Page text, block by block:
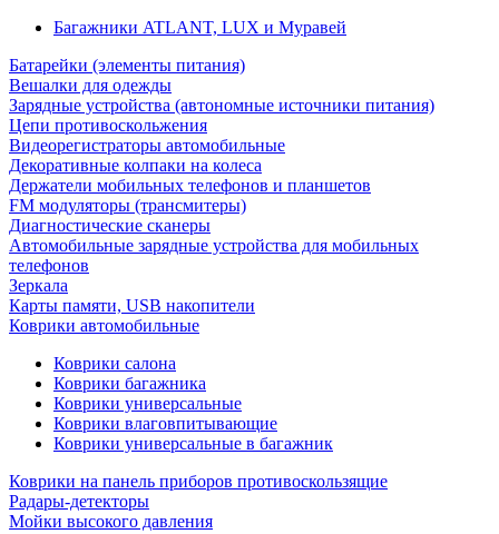
Багажники ATLANT, LUX и Муравей
Батарейки (элементы питания)
Вешалки для одежды
Зарядные устройства (автономные источники питания)
Цепи противоскольжения
Видеорегистраторы автомобильные
Декоративные колпаки на колеса
Держатели мобильных телефонов и планшетов
FM модуляторы (трансмитеры)
Диагностические сканеры
Автомобильные зарядные устройства для мобильных
телефонов
Зеркала
Карты памяти, USB накопители
Коврики автомобильные
Коврики салона
Коврики багажника
Коврики универсальные
Коврики влаговпитывающие
Коврики универсальные в багажник
Коврики на панель приборов противоскользящие
Радары-детекторы
Мойки высокого давления